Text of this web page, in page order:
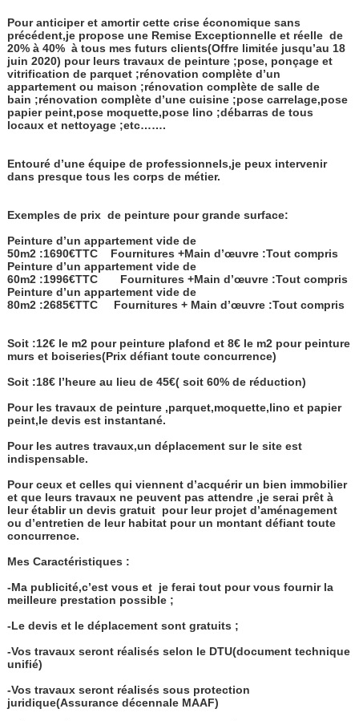
Pour anticiper et amortir cette crise économique sans
précédent,je propose une Remise Exceptionnelle et réelle de
20% à 40% à tous mes futurs clients(Offre limitée jusqu’au 18
juin 2020) pour leurs travaux de peinture ;pose, ponçage et
vitrification de parquet ;rénovation complète d’un
appartement ou maison ;rénovation complète de salle de
bain ;rénovation complète d’une cuisine ;pose carrelage,pose
papier peint,pose moquette,pose lino ;débarras de tous
locaux et nettoyage ;etc…….
Entouré d’une équipe de professionnels,je peux intervenir
dans presque tous les corps de métier.
Exemples de prix de peinture pour grande surface:
Peinture d’un appartement vide de
50m2 :1690€TTC
Fournitures +Main d’œuvre :Tout compris
Peinture d’un appartement vide de
60m2 :1996€TTC
Fournitures +Main d’œuvre :Tout compris
Peinture d’un appartement vide de
80m2 :2685€TTC
Fournitures + Main d’œuvre :Tout compris
Soit :12€ le m2 pour peinture plafond et 8€ le m2 pour peinture
murs et boiseries(Prix défiant toute concurrence)
Soit :18€ l’heure au lieu de 45€( soit 60% de réduction)
Pour les travaux de peinture ,parquet,moquette,lino et papier
peint,le devis est instantané.
Pour les autres travaux,un déplacement sur le site est
indispensable.
Pour ceux et celles qui viennent d’acquérir un bien immobilier
et que leurs travaux ne peuvent pas attendre ,je serai prêt à
leur établir un devis gratuit pour leur projet d’aménagement
ou d’entretien de leur habitat pour un montant défiant toute
concurrence.
Mes Caractéristiques :
-Ma publicité,c’est vous et je ferai tout pour vous fournir la
meilleure prestation possible ;
-Le devis et le déplacement sont gratuits ;
-Vos travaux seront réalisés selon le DTU(document technique
unifié)
-Vos travaux seront réalisés sous protection
juridique(Assurance décennale MAAF)